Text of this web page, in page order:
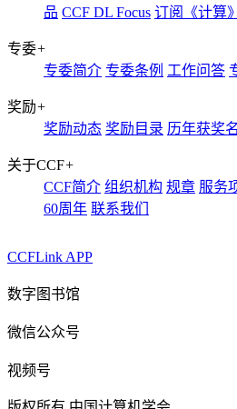
品 CCF DL Focus 订阅《计算》
专委+
专委简介 专委条例 工作问答
奖励+
奖励动态 奖励目录 历年获奖
关于CCF+
CCF简介 组织机构 规章 服务
60周年 联系我们
CCFLink APP
数字图书馆
微信公众号
视频号